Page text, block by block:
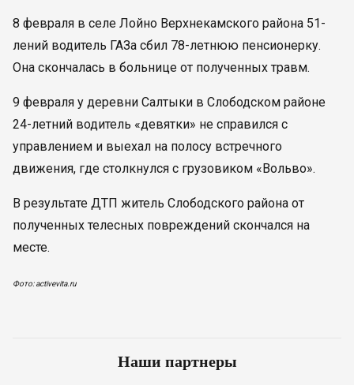
8 февраля в селе Лойно Верхнекамского района 51-
лений водитель ГАЗа сбил 78-летнюю пенсионерку.
Она скончалась в больнице от полученных травм.
9 февраля у деревни Салтыки в Слободском районе
24-летний водитель «девятки» не справился с
управлением и выехал на полосу встречного
движения, где столкнулся с грузовиком «Вольво».
В результате ДТП житель Слободского района от
полученных телесных повреждений скончался на
месте.
Фото: activevita.ru
Наши партнеры